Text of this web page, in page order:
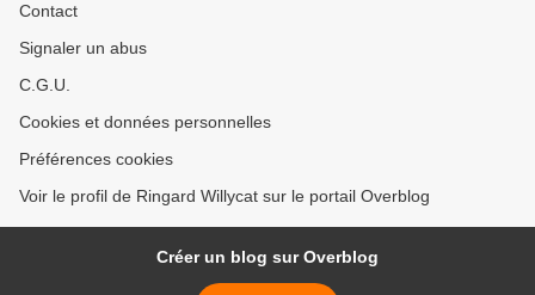
Contact
Signaler un abus
C.G.U.
Cookies et données personnelles
Préférences cookies
Voir le profil de Ringard Willycat sur le portail Overblog
Créer un blog sur Overblog